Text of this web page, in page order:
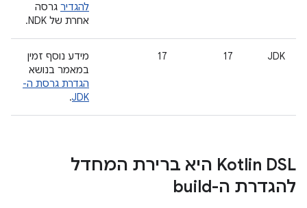
להגדיר גרסה
אחרת של NDK.
JDK
17
17
מידע נוסף זמין
במאמר בנושא
הגדרת גרסת ה-
JDK
.
‫Kotlin DSL היא ברירת המחדל
להגדרת ה-build